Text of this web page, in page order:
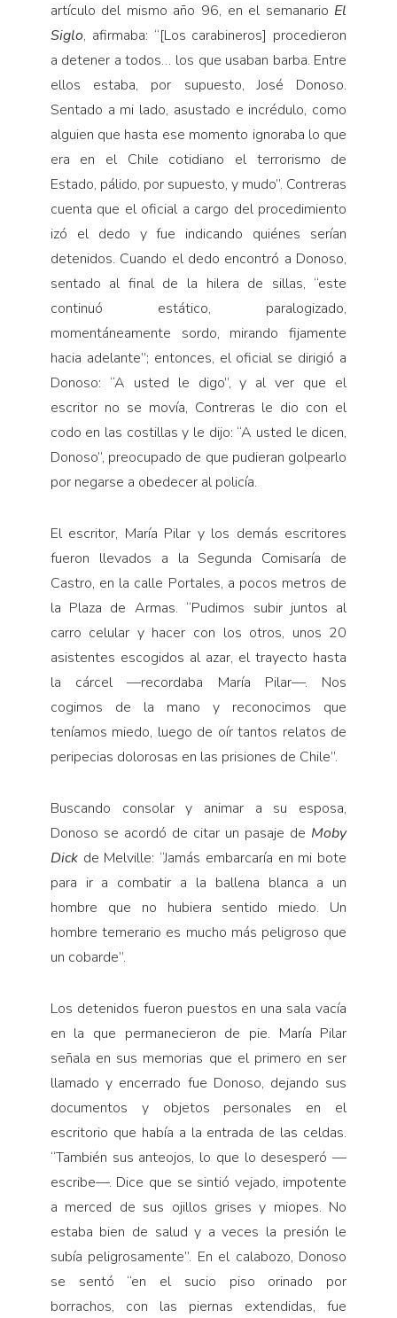
artículo del mismo año 96, en el semanario El
Siglo, afirmaba: “[Los carabineros] procedieron
a detener a todos… los que usaban barba. Entre
ellos estaba, por supuesto, José Donoso.
Sentado a mi lado, asustado e incrédulo, como
alguien que hasta ese momento ignoraba lo que
era en el Chile cotidiano el terrorismo de
Estado, pálido, por supuesto, y mudo”. Contreras
cuenta que el oficial a cargo del procedimiento
izó el dedo y fue indicando quiénes serían
detenidos. Cuando el dedo encontró a Donoso,
sentado al final de la hilera de sillas, “este
continuó estático, paralogizado,
momentáneamente sordo, mirando fijamente
hacia adelante”; entonces, el oficial se dirigió a
Donoso: “A usted le digo”, y al ver que el
escritor no se movía, Contreras le dio con el
codo en las costillas y le dijo: “A usted le dicen,
Donoso”, preocupado de que pudieran golpearlo
por negarse a obedecer al policía.
El escritor, María Pilar y los demás escritores
fueron llevados a la Segunda Comisaría de
Castro, en la calle Portales, a pocos metros de
la Plaza de Armas. “Pudimos subir juntos al
carro celular y hacer con los otros, unos 20
asistentes escogidos al azar, el trayecto hasta
la cárcel —recordaba María Pilar—. Nos
cogimos de la mano y reconocimos que
teníamos miedo, luego de oír tantos relatos de
peripecias dolorosas en las prisiones de Chile”.
Buscando consolar y animar a su esposa,
Donoso se acordó de citar un pasaje de Moby
Dick de Melville: “Jamás embarcaría en mi bote
para ir a combatir a la ballena blanca a un
hombre que no hubiera sentido miedo. Un
hombre temerario es mucho más peligroso que
un cobarde”.
Los detenidos fueron puestos en una sala vacía
en la que permanecieron de pie. María Pilar
señala en sus memorias que el primero en ser
llamado y encerrado fue Donoso, dejando sus
documentos y objetos personales en el
escritorio que había a la entrada de las celdas.
“También sus anteojos, lo que lo desesperó —
escribe—. Dice que se sintió vejado, impotente
a merced de sus ojillos grises y miopes. No
estaba bien de salud y a veces la presión le
subía peligrosamente”. En el calabozo, Donoso
se sentó “en el sucio piso orinado por
borrachos, con las piernas extendidas, fue